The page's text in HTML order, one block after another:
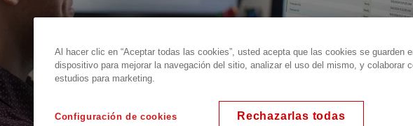
Al hacer clic en “Aceptar todas las cookies”, usted acepta que las cookies se guarden
dispositivo para mejorar la navegación del sitio, analizar el uso del mismo, y colaborar
estudios para marketing.
Configuración de cookies Rechazarlas todas